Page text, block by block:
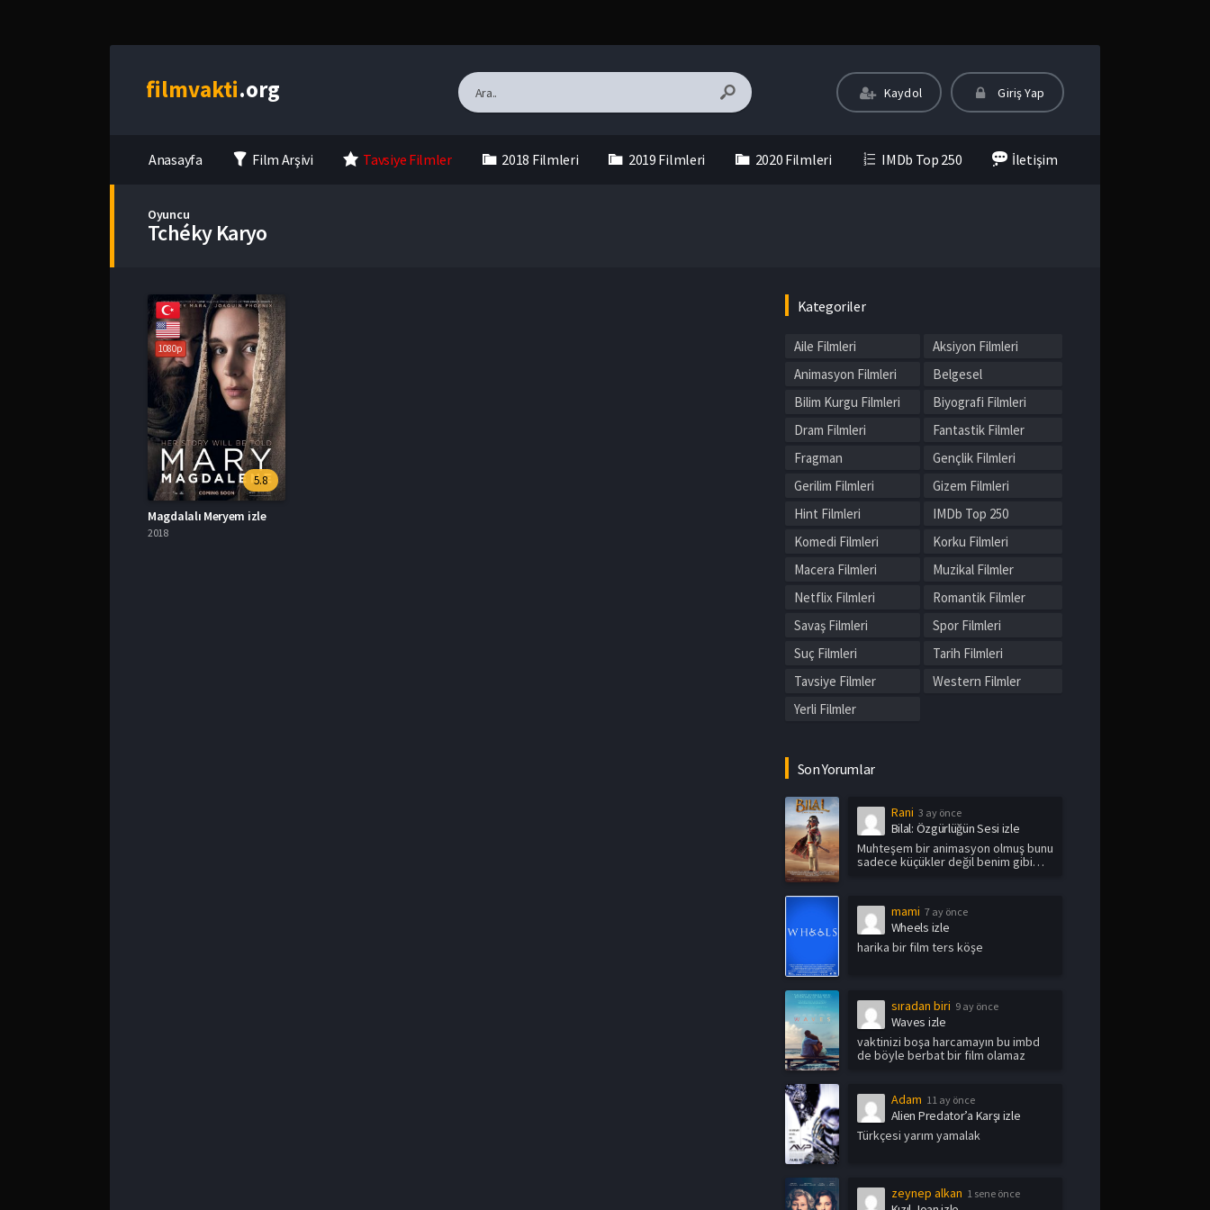
filmvakti.org Kaydol Giriş Yap
Anasayfa Film Arşivi Tavsiye Filmler 2018 Filmleri 2019 Filmleri 2020 Filmleri IMDb Top 250 İletişim
Oyuncu
Tchéky Karyo
1080p
5.8
Magdalalı Meryem izle
2018
Kategoriler
Aile Filmleri
Aksiyon Filmleri
Animasyon Filmleri
Belgesel
Bilim Kurgu Filmleri
Biyografi Filmleri
Dram Filmleri
Fantastik Filmler
Fragman
Gençlik Filmleri
Gerilim Filmleri
Gizem Filmleri
Hint Filmleri
IMDb Top 250
Komedi Filmleri
Korku Filmleri
Macera Filmleri
Muzikal Filmler
Netflix Filmleri
Romantik Filmler
Savaş Filmleri
Spor Filmleri
Suç Filmleri
Tarih Filmleri
Tavsiye Filmler
Western Filmler
Yerli Filmler
Son Yorumlar
Rani 3 ay önce
Bilal: Özgürlüğün Sesi izle
Muhteşem bir animasyon olmuş bunu
sadece küçükler değil benim gibi
mami 7 ay önce
Wheels izle
harika bir film ters köşe
sıradan biri 9 ay önce
Waves izle
vaktinizi boşa harcamayın bu imbd
de böyle berbat bir film olamaz
Adam 11 ay önce
Alien Predator’a Karşı izle
Türkçesi yarım yamalak
zeynep alkan 1 sene önce